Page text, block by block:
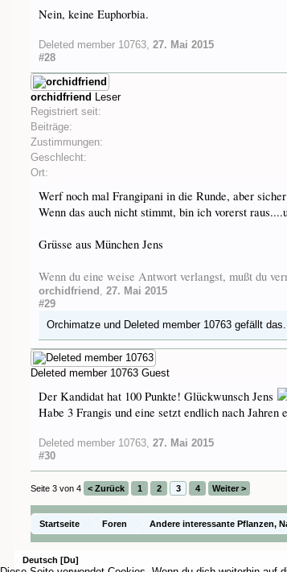
Nein, keine Euphorbia.
Deleted member 10763, 27. Mai 2015
#28
orchidfriend Leser
Registriert seit:
Beiträge:
Zustimmungen:
Geschlecht:
Ort:
Werf noch mal Frangipani in die Runde, aber
Wenn das auch nicht stimmt, bin ich vorerst
Grüsse aus München Jens
Wenn du eine weise Antwort verlangst, mußt du
orchidfriend , 27. Mai 2015
#29
Orchimatze und Deleted member 10763 gefällt das.
Deleted member 10763 Guest
Der Kandidat hat 100 Punkte! Glückwunsch Jens
Habe 3 Frangis und eine setzt endlich nach Jahren
Deleted member 10763, 27. Mai 2015
#30
Seite 3 von 4 < Zurück 1 2 3 4 Weiter >
Startseite Foren Andere interessante Pflanzen,
Deutsch [Du]